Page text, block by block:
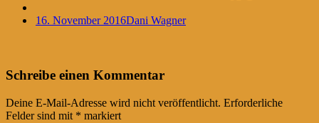
16. November 2016Dani Wagner
Post
navigation
←
Schreibe einen Kommentar
Deine E-Mail-Adresse wird nicht veröffentlicht. Erforderliche
Felder sind mit * markiert